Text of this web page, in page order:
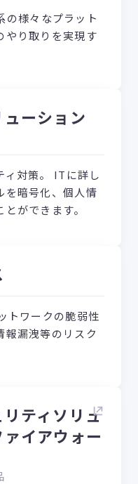
様々なプラット
やり取りを実現す
ーション
ィ対策。 ITに詳し
を暗号化、個人情
ができます。
トワークの脆弱性
報漏洩等のリスク
ティソリュ
イアウォー